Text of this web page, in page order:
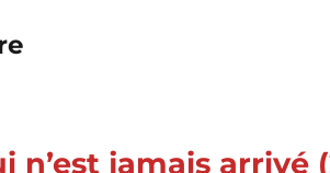
n’est jamais arrivé